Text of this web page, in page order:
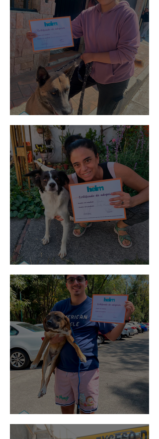
Morris
Noa
Rosa